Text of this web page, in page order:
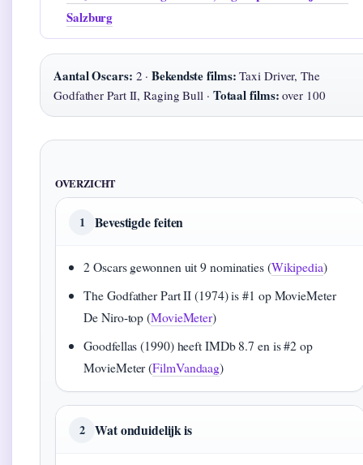
Salzburg
Aantal Oscars: 2 ·Bekendste films: Taxi Driver, The
Godfather Part II, Raging Bull · Totaal films: over 100
OVERZICHT
1 Bevestigde feiten
2 Oscars gewonnen uit 9 nominaties (Wikipedia)
The Godfather Part II (1974) is #1 op MovieMeter
De Niro-top (MovieMeter)
Goodfellas (1990) heeft IMDb 8.7 en is #2 op
MovieMeter (FilmVandaag)
2 Wat onduidelijk is